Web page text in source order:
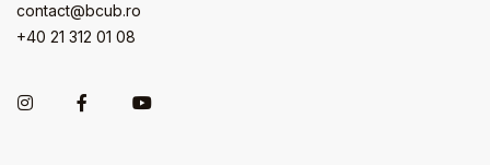
contact@bcub.ro
+40 21 312 01 08